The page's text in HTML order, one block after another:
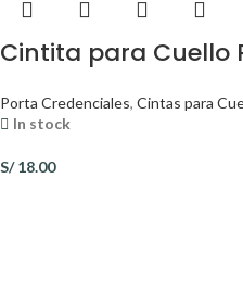
Cintita para Cuello
Porta Credenciales, Cintas para
In stock
S/18.00